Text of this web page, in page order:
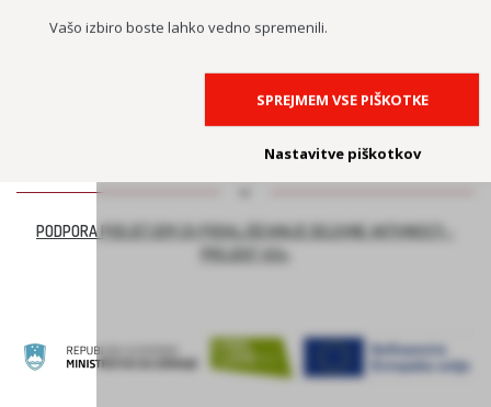
LAHKO BRANJE ZA BISTRI UM
PODPORA PODJETJEM ZA PODALJŠEVANJE DELOVNE AKTIVNOSTI –
PROJEKT ASI+
Vašo izbiro boste lahko vedno spremenili.
SPREJMEM VSE PIŠKOTKE
Nastavitve piškotkov